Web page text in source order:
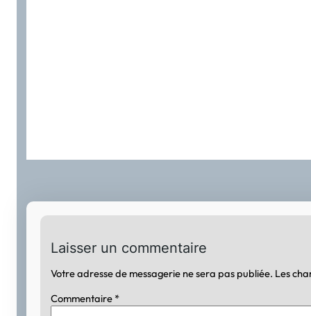
Laisser un commentaire
Votre adresse de messagerie ne sera pas publiée. Les
Commentaire *